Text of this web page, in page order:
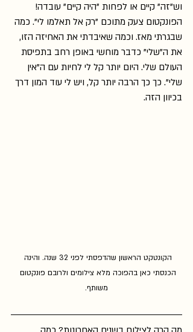
וש"זה" קיים או לפחות "היה קיים" עובדה!
הפונקטום צעק מתוכם "רק אל תאלמו לי". כמה
שבגרתי מאז. וכמה שאיבדתי את האחיזה הזו,
את ה"שלי" כדבר מוחשי באופן רחב בתפיסת
העולם שלי. היום יותר קל לי לחיות עם ה"אין
שלי". כך כך הרבה יותר קל, ויש לי עוד המון דרך
בכיוון הזה.
הקונטקט הראשון שהדפסתי לפני 32 שנה. והינה
הכנסתי כאן בהפוכה מלא צילומים ולרובם פונקטום
משותף.